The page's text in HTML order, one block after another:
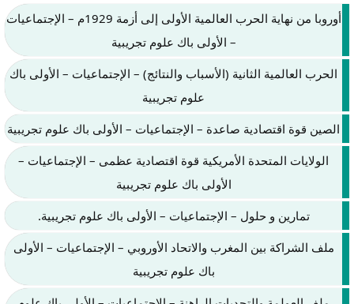
أوروبا من نهاية الحرب العالمية الأولى إلى أزمة 1929م – الإجتماعيات
– الأولى باك علوم تجريبية
الحرب العالمية الثانية (الأسباب والنتائج) – الإجتماعيات – الأولى باك
علوم تجريبية
الصين قوة اقتصادية صاعدة – الإجتماعيات – الأولى باك علوم تجريبية
الولايات المتحدة الأمريكية قوة اقتصادية عظمى – الإجتماعيات –
الأولى باك علوم تجريبية
تمارين و حلول – الإجتماعيات – الأولى باك علوم تجريبية.
ملف الشراكة بين المغرب والاتحاد الأوروبي – الإجتماعيات – الأولى
باك علوم تجريبية